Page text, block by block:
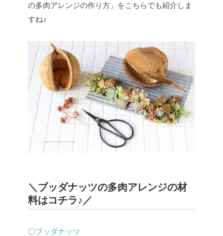
の多肉アレンジの作り方」をこちらでも紹介しま
すね♪
＼ブッダナッツの多肉アレンジの材
料はコチラ♪／
〇ブッダナッツ